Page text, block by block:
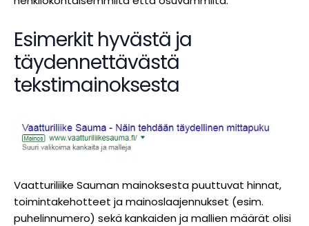
Esimerkit hyvästä ja
täydennettävästä
tekstimainoksesta
Vaatturiliike Sauman mainoksesta puuttuvat hinnat,
toimintakehotteet ja mainoslaajennukset (esim.
puhelinnumero) sekä kankaiden ja mallien määrät olisi